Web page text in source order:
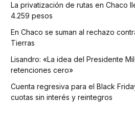
La privatización de rutas en Chaco
4.259 pesos
En Chaco se suman al rechazo
Tierras
Lisandro: «La idea del Presidente
retenciones cero»
Cuenta regresiva para el Black
cuotas sin interés y reintegros